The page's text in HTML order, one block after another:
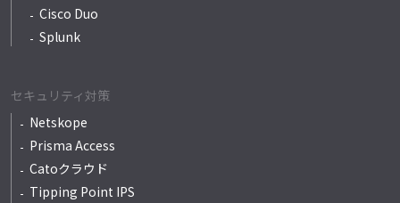
Cisco Duo
Splunk
セキュリティ対策
Netskope
Prisma Access
Catoクラウド
Tipping Point IPS